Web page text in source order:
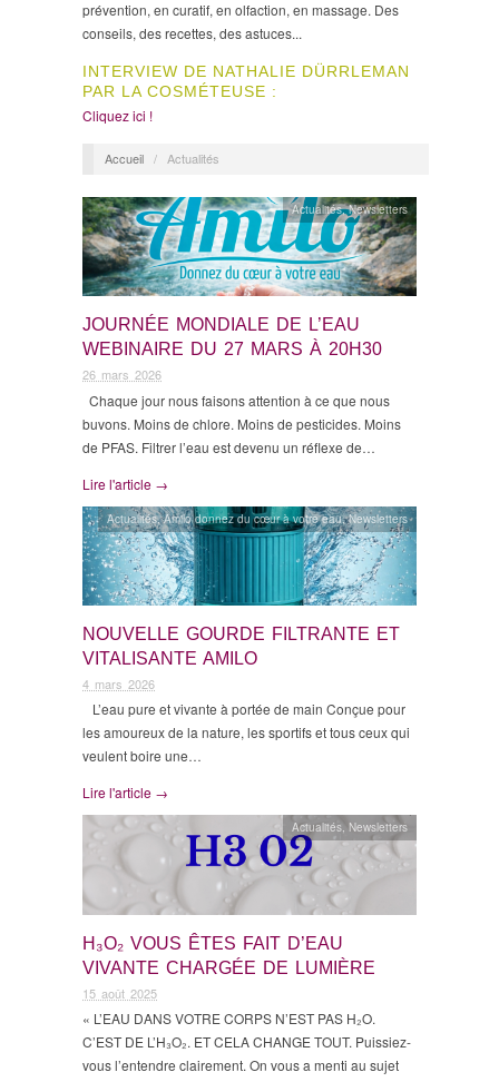
prévention, en curatif, en olfaction, en massage. Des
conseils, des recettes, des astuces...
INTERVIEW DE NATHALIE DÜRRLEMAN
PAR LA COSMÉTEUSE :
Cliquez ici !
Accueil / Actualités
JOURNÉE MONDIALE DE L’EAU
WEBINAIRE DU 27 MARS À 20H30
26 mars 2026
Actualités,Newsletters
Chaque jour nous faisons attention à ce que nous
buvons. Moins de chlore. Moins de pesticides. Moins
de PFAS. Filtrer l’eau est devenu un réflexe de…
Lire l'article →
NOUVELLE GOURDE FILTRANTE ET
VITALISANTE AMILO
4 mars 2026
Actualités,Amilo donnez du cœur à votre eau,Newsletters
L’eau pure et vivante à portée de main Conçue pour
les amoureux de la nature, les sportifs et tous ceux qui
veulent boire une…
Lire l'article →
H₃O₂ VOUS ÊTES FAIT D’EAU
VIVANTE CHARGÉE DE LUMIÈRE
15 août 2025
Actualités, Newsletters
« L’EAU DANS VOTRE CORPS N’EST PAS H₂O.
C’EST DE L’H₃O₂. ET CELA CHANGE TOUT. Puissiez-
vous l’entendre clairement. On vous a menti au sujet